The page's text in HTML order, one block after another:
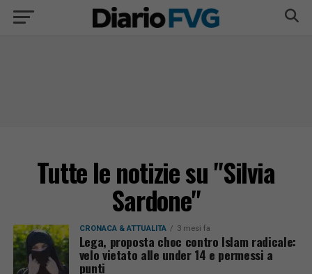
Tutte le notizie su "Silvia
Sardone"
CRONACA & ATTUALITÀ 3 mesi fa
Lega, proposta choc contro Islam radicale:
velo vietato alle under 14 e permessi a
punti